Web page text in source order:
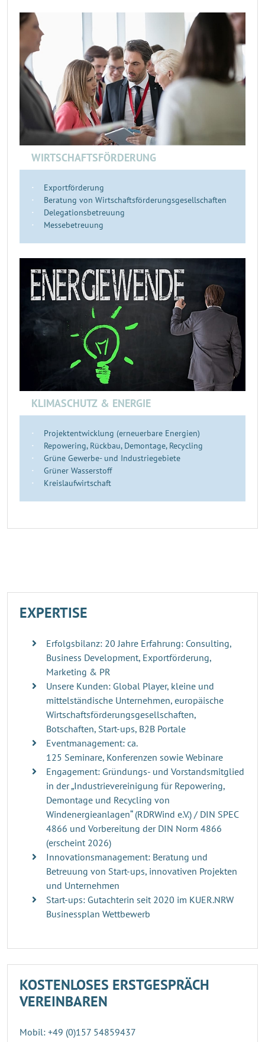
WIRTSCHAFTSFÖRDERUNG
Exportförderung
Beratung von Wirtschaftsförderungsgesellschaften
Delegationsbetreuung
Messebetreuung
KLIMASCHUTZ & ENERGIE
Projektentwicklung (erneuerbare Energien)
Repowering, Rückbau, Demontage, Recycling
Grüne Gewerbe- und Industriegebiete
Grüner Wasserstoff
Kreislaufwirtschaft
EXPERTISE
Erfolgsbilanz: 20 Jahre Erfahrung: Consulting,
Business Development, Exportförderung,
Marketing & PR
Unsere Kunden: Global Player, kleine und
mittelständische Unternehmen, europäische
Wirtschaftsförderungsgesellschaften,
Botschaften, Start-ups, B2B Portale
Eventmanagement: ca.
125 Seminare, Konferenzen sowie Webinare
Engagement: Gründungs- und Vorstandsmitglied
in der „Industrievereinigung für Repowering,
Demontage und Recycling von
Windenergieanlagen“ (RDRWind e.V.) / DIN SPEC
4866 und Vorbereitung der DIN Norm 4866
(erscheint 2026)
Innovationsmanagement: Beratung und
Betreuung von Start-ups, innovativen Projekten
und Unternehmen
Start-ups: Gutachterin seit 2020 im KUER.NRW
Businessplan Wettbewerb
KOSTENLOSES ERSTGESPRÄCH
VEREINBAREN
Mobil: +49 (0)157 54859437